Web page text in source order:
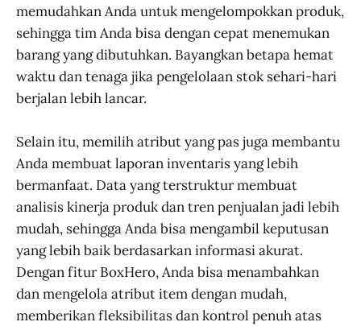
memudahkan Anda untuk mengelompokkan produk,
sehingga tim Anda bisa dengan cepat menemukan
barang yang dibutuhkan. Bayangkan betapa hemat
waktu dan tenaga jika pengelolaan stok sehari-hari
berjalan lebih lancar.
Selain itu, memilih atribut yang pas juga membantu
Anda membuat laporan inventaris yang lebih
bermanfaat. Data yang terstruktur membuat
analisis kinerja produk dan tren penjualan jadi lebih
mudah, sehingga Anda bisa mengambil keputusan
yang lebih baik berdasarkan informasi akurat.
Dengan fitur BoxHero, Anda bisa menambahkan
dan mengelola atribut item dengan mudah,
memberikan fleksibilitas dan kontrol penuh atas